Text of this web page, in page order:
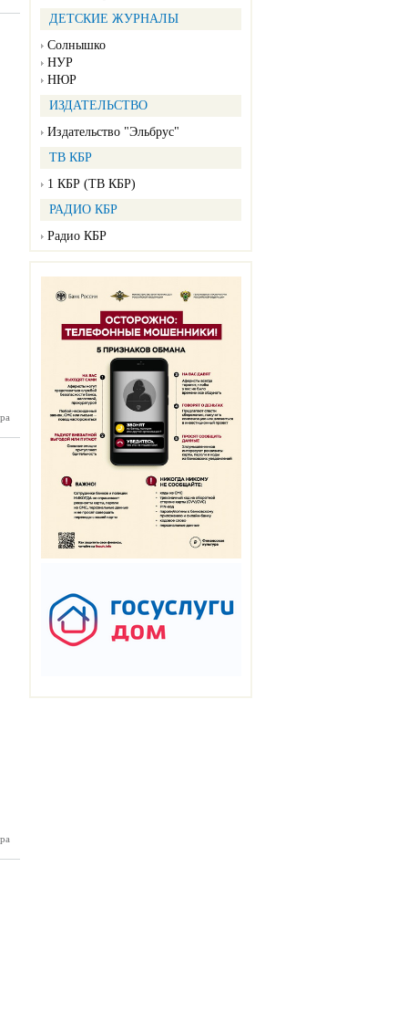
ДЕТСКИЕ ЖУРНАЛЫ
Солнышко
НУР
НЮР
ИЗДАТЕЛЬСТВО
Издательство "Эльбрус"
ТВ КБР
1 КБР (ТВ КБР)
РАДИО КБР
Радио КБР
№154
№153